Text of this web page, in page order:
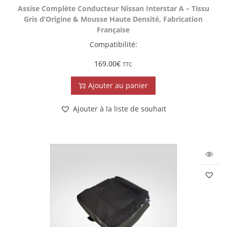
Assise Complète Conducteur Nissan Interstar A – Tissu
Gris d’Origine & Mousse Haute Densité, Fabrication
Française
Compatibilité:
169.00€ TTC
Ajouter au panier
Ajouter à la liste de souhait